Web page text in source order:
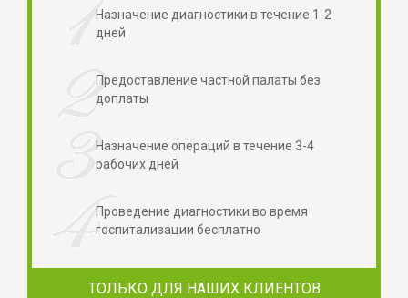
Назначение диагностики в течение 1-2
дней
Предоставление частной палаты без
доплаты
Назначение операций в течение 3-4
рабочих дней
Проведение диагностики во время
госпитализации бесплатно
ТОЛЬКО ДЛЯ НАШИХ КЛИЕНТОВ